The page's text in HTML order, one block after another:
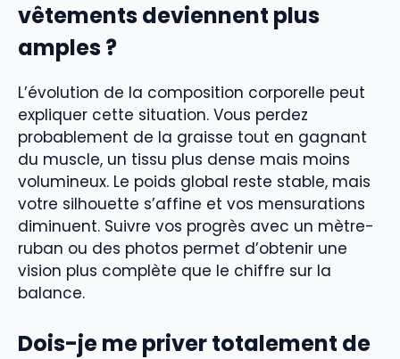
vêtements deviennent plus
amples ?
L’évolution de la composition corporelle peut
expliquer cette situation. Vous perdez
probablement de la graisse tout en gagnant
du muscle, un tissu plus dense mais moins
volumineux. Le poids global reste stable, mais
votre silhouette s’affine et vos mensurations
diminuent. Suivre vos progrès avec un mètre-
ruban ou des photos permet d’obtenir une
vision plus complète que le chiffre sur la
balance.
Dois-je me priver totalement de